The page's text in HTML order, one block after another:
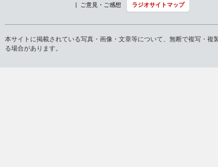
ご意見・ご感想
ラジオサイトマップ
本サイトに掲載されている写真・画像・文章等について、無断で複写・
る場合があります。